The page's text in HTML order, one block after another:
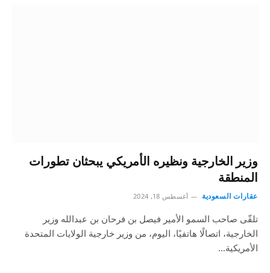
وزير الخارجية ونظيره الأمريكي يبحثان تطورات
المنطقة
عقارات السعودية أغسطس 18, 2024
تلقّى صاحب السمو الأمير فيصل بن فرحان بن عبدالله وزير
الخارجية، اتصالًا هاتفيًا، اليوم، من وزير خارجية الولايات المتحدة
الأمريكية…